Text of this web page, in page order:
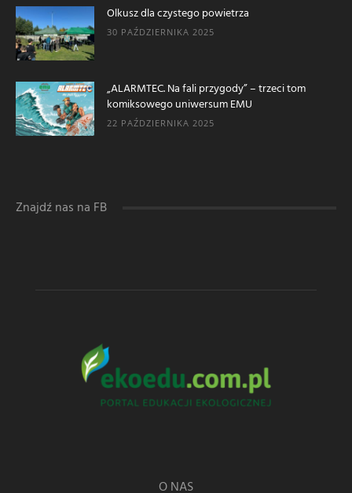
Olkusz dla czystego powietrza
30 PAŹDZIERNIKA 2025
„ALARMTEC. Na fali przygody” – trzeci tom
komiksowego uniwersum EMU
22 PAŹDZIERNIKA 2025
Znajdź nas na FB
O NAS